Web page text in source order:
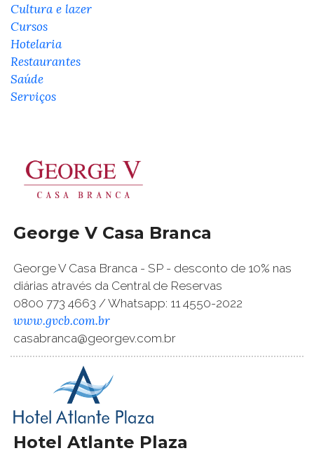
Cultura e lazer
Cursos
Hotelaria
Restaurantes
Saúde
Serviços
George V Casa Branca
George V Casa Branca - SP - desconto de 10% nas
diárias através da Central de Reservas
0800 773 4663 / Whatsapp: 11 4550-2022
www.gvcb.com.br
casabranca@georgev.com.br
Hotel Atlante Plaza